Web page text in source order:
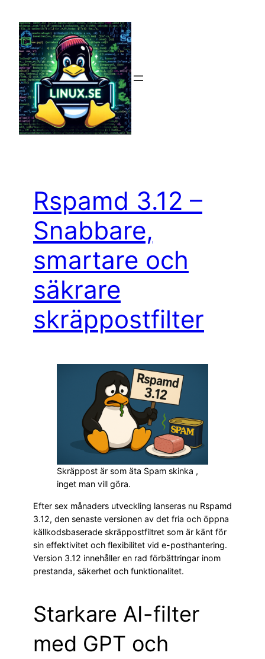
innehåll
Rspamd 3.12 –
Snabbare,
smartare och
säkrare
skräppostfilter
Skräppost är som äta Spam skinka ,
inget man vill göra.
Efter sex månaders utveckling lanseras nu Rspamd
3.12, den senaste versionen av det fria och öppna
källkodsbaserade skräppostfiltret som är känt för
sin effektivitet och flexibilitet vid e-posthantering.
Version 3.12 innehåller en rad förbättringar inom
prestanda, säkerhet och funktionalitet.
Starkare AI-filter
med GPT och